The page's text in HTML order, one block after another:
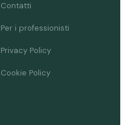
Contatti
Per i professionisti
Privacy Policy
Cookie Policy